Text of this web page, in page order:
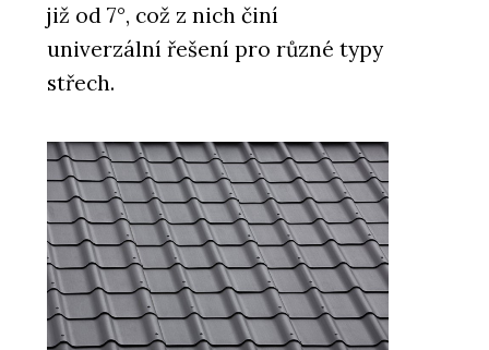
již od 7°, což z nich činí
univerzální řešení pro různé typy
střech.